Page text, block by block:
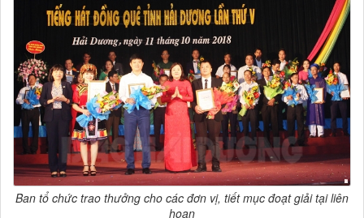
Ban tổ chức trao thưởng cho các đơn vị, tiết mục đoạt giải tại liên
hoan